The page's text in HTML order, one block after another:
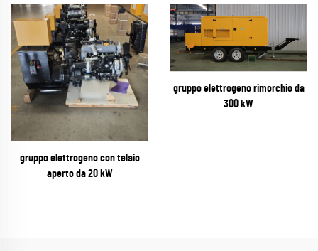
gruppo elettrogeno con telaio
aperto da 20 kW
gruppo elettrogeno rimorchio da
300 kW